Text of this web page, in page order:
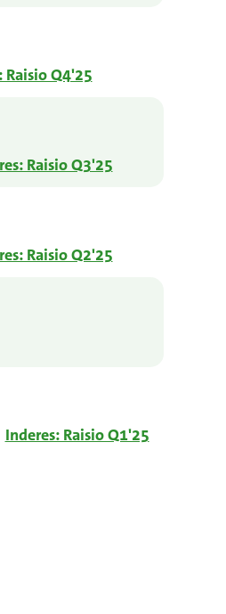
Raisio Q4'25
Raisio Q3'25
Raisio Q2'25
Inderes: Raisio Q1'25